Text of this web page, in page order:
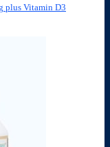
plus Vitamin D3